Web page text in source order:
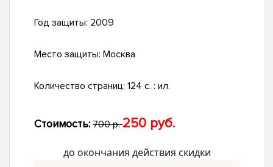
Год защиты: 2009
Место защиты: Москва
Количество страниц: 124 с. : ил.
Стоимость: 700 р.250 руб.
до окончания действия скидки